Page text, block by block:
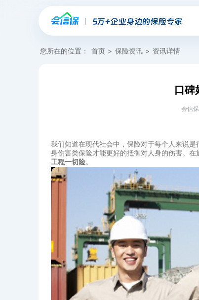
您所在的位置： 首页 > 保险资讯 > 资讯详情
口碑
会信
我们知道在现代社会中，保险对于每个人来说
身伤害类保险才能更好的抵御对人身的伤害。
工程一切险。